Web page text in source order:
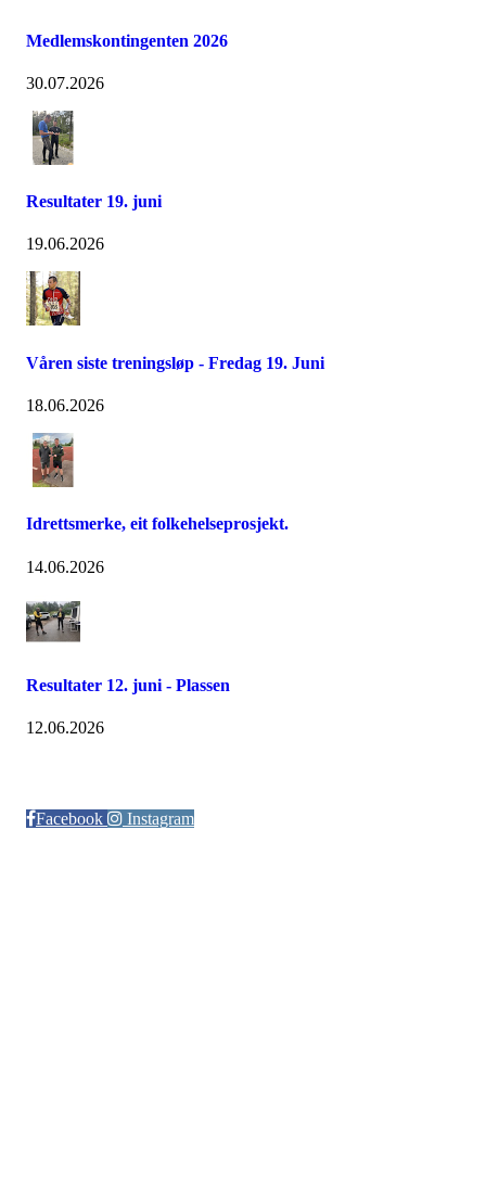
Medlemskontingenten 2026
30.07.2026
Resultater 19. juni
19.06.2026
Våren siste treningsløp - Fredag 19. Juni
18.06.2026
Idrettsmerke, eit folkehelseprosjekt.
14.06.2026
Resultater 12. juni - Plassen
12.06.2026
Facebook
Instagram